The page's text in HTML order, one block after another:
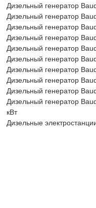
Дизельный генератор
Дизельный генератор
Дизельный генератор
Дизельный генератор
Дизельный генератор
Дизельный генератор
Дизельный генератор
Дизельный генератор
Дизельный генератор
Дизельный генератор
кВт
Дизельные